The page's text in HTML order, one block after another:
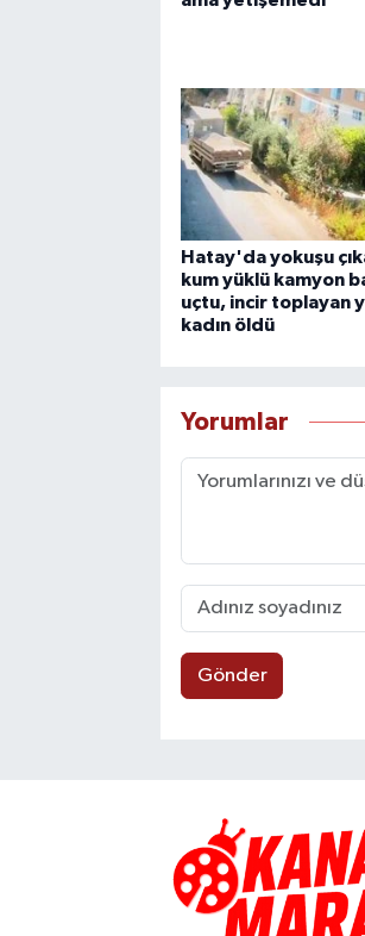
Hatay'da yokuşu
kum yüklü kamyon
uçtu, incir toplayan
kadın öldü
Yorumlar
Gönder